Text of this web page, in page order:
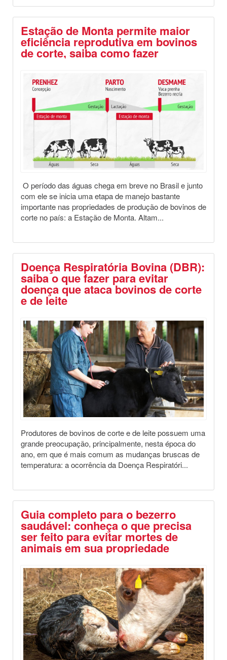
Estação de Monta permite maior
eficiência reprodutiva em bovinos
de corte, saiba como fazer
O período das águas chega em breve no Brasil e junto
com ele se inicia uma etapa de manejo bastante
importante nas propriedades de produção de bovinos de
corte no país: a Estação de Monta. Altam...
Doença Respiratória Bovina (DBR):
saiba o que fazer para evitar
doença que ataca bovinos de corte
e de leite
Produtores de bovinos de corte e de leite possuem uma
grande preocupação, principalmente, nesta época do
ano, em que é mais comum as mudanças bruscas de
temperatura: a ocorrência da Doença Respiratóri...
Guia completo para o bezerro
saudável: conheça o que precisa
ser feito para evitar mortes de
animais em sua propriedade